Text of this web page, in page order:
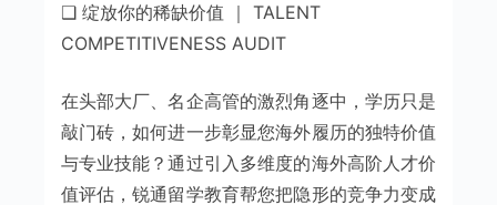
❑ 绽放你的稀缺价值 ｜ TALENT
COMPETITIVENESS AUDIT
在头部大厂、名企高管的激烈角逐中，学历只是
敲门砖，如何进一步彰显您海外履历的独特价值
与专业技能？通过引入多维度的海外高阶人才价
值评估，锐通留学教育帮您把隐形的竞争力变成